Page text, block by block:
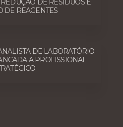
DE RESÍDUOS E
DE REAGENTES
DE LABORATÓRIO:
A PROFISSIONAL